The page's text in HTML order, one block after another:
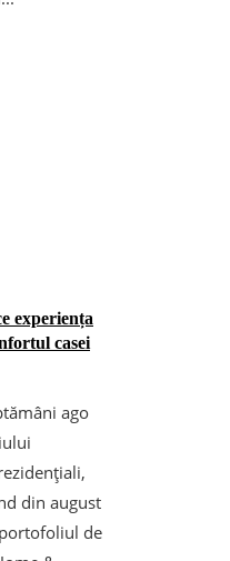
experiența
casei
ago
din august
de